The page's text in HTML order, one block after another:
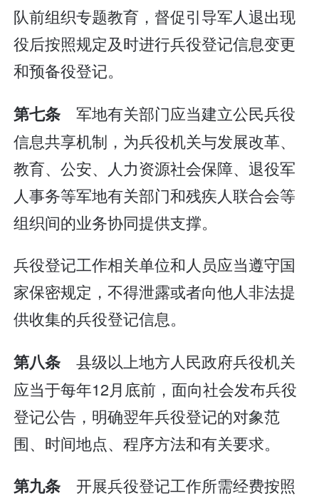
队前组织专题教育，督促引导军人退出现
役后按照规定及时进行兵役登记信息变更
和预备役登记。
第七条军地有关部门应当建立公民兵役
信息共享机制，为兵役机关与发展改革、
教育、公安、人力资源社会保障、退役军
人事务等军地有关部门和残疾人联合会等
组织间的业务协同提供支撑。
兵役登记工作相关单位和人员应当遵守国
家保密规定，不得泄露或者向他人非法提
供收集的兵役登记信息。
第八条县级以上地方人民政府兵役机关
应当于每年12月底前，面向社会发布兵役
登记公告，明确翌年兵役登记的对象范
围、时间地点、程序方法和有关要求。
第九条开展兵役登记工作所需经费按照